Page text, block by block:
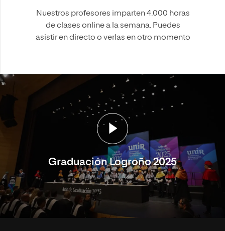
Nuestros profesores imparten 4.000 horas
de clases online a la semana. Puedes
asistir en directo o verlas en otro momento
Graduación Logroño 2025